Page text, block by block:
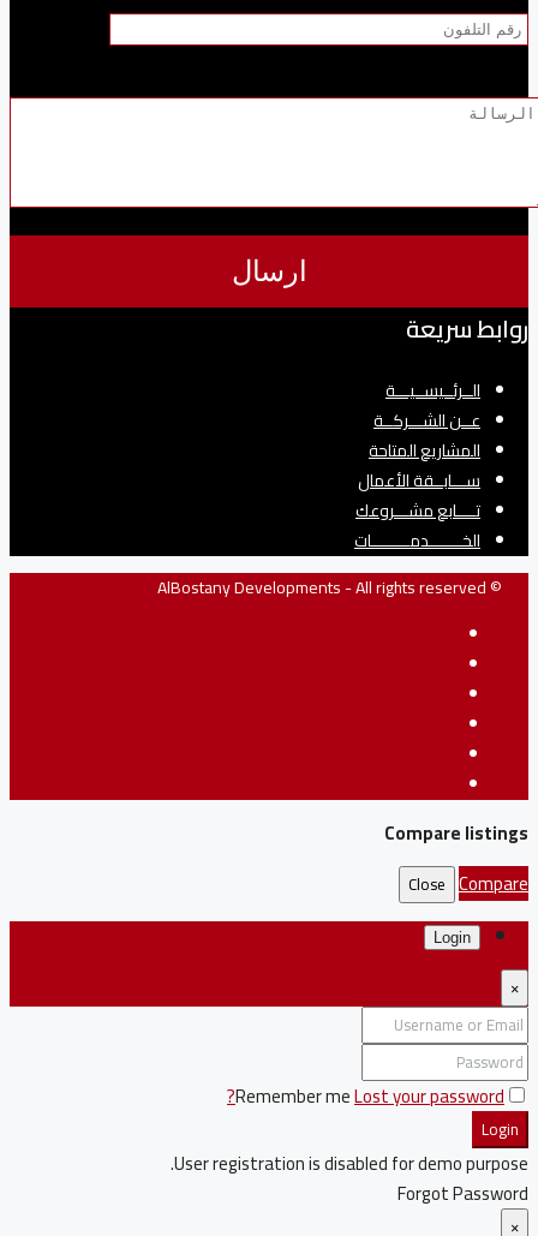
روابط سريعة
الــرئــيســيـــة
عــن الشـــركــة
المشاريع المتاحة
ســـابــقة الأعمال
تــــابع مشـــروعك
الخـــــــدمــــــــات
© AlBostany Developments - All rights reserved
Compare listings
Compare
Close
Login
×
Remember meLost your password?
Login
User registration is disabled for demo purpose.
Forgot Password
×